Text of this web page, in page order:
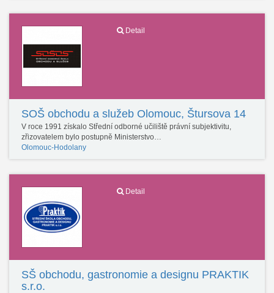
Detail
SOŠ obchodu a služeb Olomouc, Štursova 14
V roce 1991 získalo Střední odborné učiliště právní subjektivitu,
zřizovatelem bylo postupně Ministerstvo…
Olomouc-Hodolany
Detail
SŠ obchodu, gastronomie a designu PRAKTIK
s.r.o.